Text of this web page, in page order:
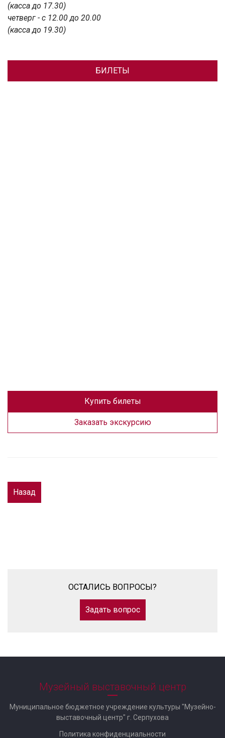
(касса до 17.30)
четверг - с 12.00 до 20.00
(касса до 19.30)
БИЛЕТЫ
Купить билеты
Заказать экскурсию
Назад
ОСТАЛИСЬ ВОПРОСЫ?
Задать вопрос
Музейный выставочный центр
Муниципальное бюджетное учреждение культуры "Музейно-
выставочный центр" г. Серпухова
Политика конфиденциальности